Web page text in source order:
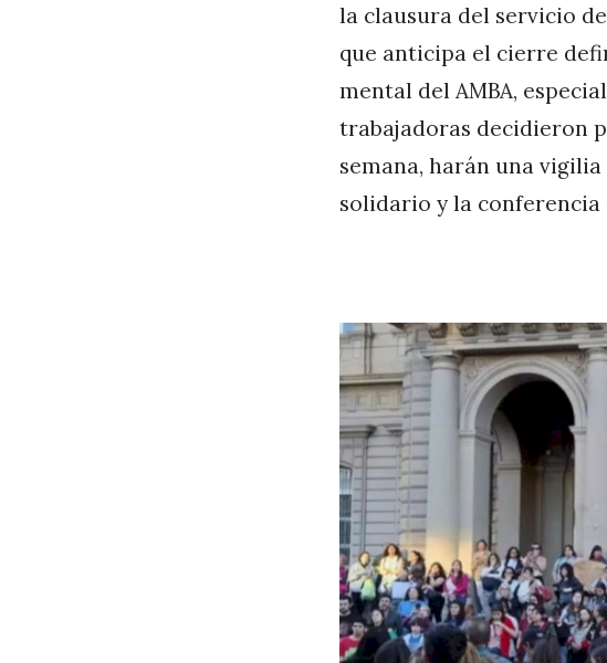
la clausura del servicio
que anticipa el cierre
mental del AMBA,
trabajadoras decidieron
semana, harán una
solidario y la conferencia